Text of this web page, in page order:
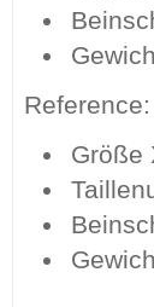
Größe